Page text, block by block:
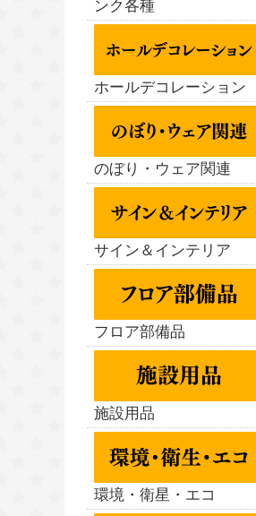
ンク各種
ホールデコレーション
のぼり・ウェア関連
サイン＆インテリア
フロア部備品
施設用品
環境・衛星・エコ